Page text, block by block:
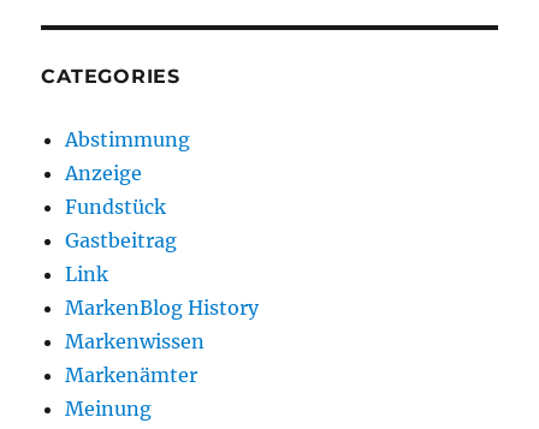
CATEGORIES
Abstimmung
Anzeige
Fundstück
Gastbeitrag
Link
MarkenBlog History
Markenwissen
Markenämter
Meinung